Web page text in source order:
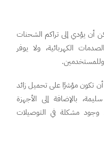
أن يؤدي إلى تراكم الشحنات
الكهربائية، ولا يوفر
وللمستخدمين.
تكون مؤشرًا على تحميل زائد
بالإضافة إلى الأجهزة
وجود مشكلة في التوصيلات